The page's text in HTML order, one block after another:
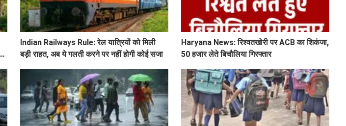
Indian Railways Rule: रेल यात्रियों को मिली
बड़ी राहत, अब ये गलती करने पर नहीं होगी कोई सजा
Haryana News: रिश्वतखोरी पर ACB का शिकंजा,
50 हजार लेते बिचौलिया गिरफ्तार